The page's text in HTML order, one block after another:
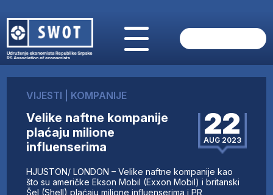
O NAMA
AKTUELNO
ANALIZE
KOMPANIJE
FINANSIJE
IZ STRANIH MEDIJA
VIJESTI KOMPANIJE
Velike naftne kompanije
plaćaju milione
influenserima
22
AUG 2023
HJUSTON/ LONDON – Velike naftne kompanije kao
što su američke Ekson Mobil (Exxon Mobil) i britanski
Šel (Shell) plaćaju milione influenserima i PR